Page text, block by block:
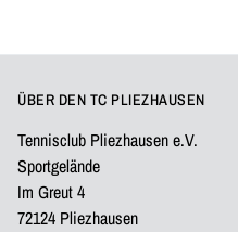
ÜBER DEN TC PLIEZHAUSEN
Tennisclub Pliezhausen e.V.
Sportgelände
Im Greut 4
72124 Pliezhausen